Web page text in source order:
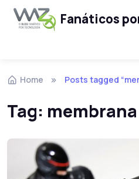
Fanáticos
Home Posts tagged
Tag: membrana